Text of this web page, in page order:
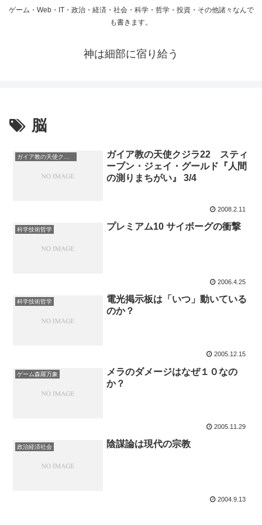
ゲーム・Web・IT・政治・経済・社会・科学・哲学・投資・その他諸々なんで
も書きます。
神は細部に宿り給う
脳
ガイア教の天使クジラ22 スティ
ーブン・ジェイ・グールド『人間
の測りまちがい』 3/4
2008.2.11
科学技術哲学 プレミアム10 サイボーグの衝撃
2006.4.25
科学技術哲学
電光掲示板は「いつ」動いている
のか？
2005.12.15
ゲーム森羅万象
メラのダメージはなぜ１０なの
か？
2005.11.29
政治経済社会 陰謀論は現代の宗教
2004.9.13